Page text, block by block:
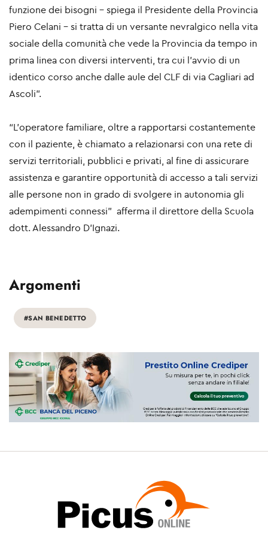
funzione dei bisogni - spiega il Presidente della Provincia
Piero Celani – si tratta di un versante nevralgico nella vita
sociale della comunità che vede la Provincia da tempo in
prima linea con diversi interventi, tra cui l’avvio di un
identico corso anche dalle aule del CLF di via Cagliari ad
Ascoli”.
“L’operatore familiare, oltre a rapportarsi costantemente
con il paziente, è chiamato a relazionarsi con una rete di
servizi territoriali, pubblici e privati, al fine di assicurare
assistenza e garantire opportunità di accesso a tali servizi
alle persone non in grado di svolgere in autonomia gli
adempimenti connessi” afferma il direttore della Scuola
dott. Alessandro D'Ignazi.
Argomenti
#SAN BENEDETTO